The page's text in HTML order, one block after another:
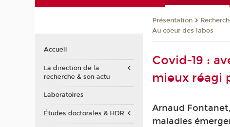
Présentation
Au coeur des labos
Covid-19 :
mieux réagi
Arnaud
maladies
Accueil
La direction de la
recherche & son actu
Laboratoires
Études doctorales & HDR